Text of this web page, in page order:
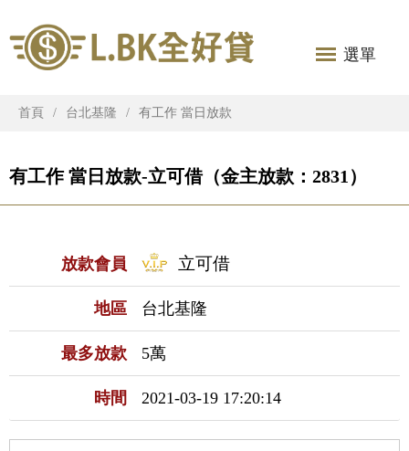
選單
首頁 台北基隆 有工作 當日放款
有工作 當日放款-立可借（金主放款：2831）
放款會員 立可借
地區 台北基隆
最多放款 5萬
時間 2021-03-19 17:20:14